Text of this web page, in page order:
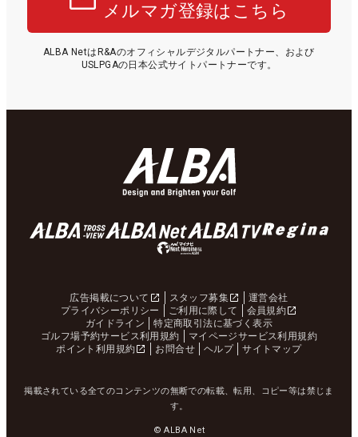
メルマガ登録はこちら
ALBA NetはR&Aのオフィシャルデジタルパートナー、および
USLPGAの日本公式サイトパートナーです。
広告掲載について スタッフ募集
運営会社
プライバシーポリシー
ご利用に際して
会員規約
ガイドライン
特定商取引法に基づく表示
ゴルフ場予約サービス利用規約
マイページサービス利用規約
ポイント利用規約
お問合せ ヘルプ サイトマップ
掲載されている全てのコンテンツの無断での転載、転用、コピー等は禁じま
す。
© ALBA Net